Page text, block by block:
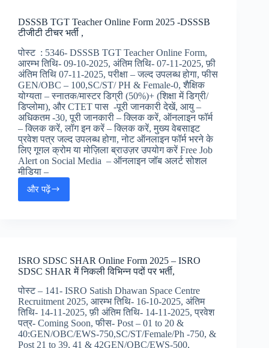
2025
–
UPPSC
RO
/
ARO
मैन्स
ऑनलाइन
फॉर्म,
DSSSB TGT Teacher Online Form 2025 -DSSSB
टीजीटी टीचर भर्ती ,
पोस्ट : 5346- DSSSB TGT Teacher Online Form,
आरम्भ तिथि- 09-10-2025, अंतिम तिथि- 07-11-2025, फ़ी
अंतिम तिथि 07-11-2025, परीक्षा – जल्द उपलब्ध होगा, फीस
GEN/OBC – 100,SC/ST/ PH & Female-0, शैक्षिक
योग्यता – स्नातक/मास्टर डिग्री (50%)+ (शिक्षा में डिग्री/
डिप्लोमा), और CTET पास -पूरी जानकारी देखें, आयु –
अधिकतम -30, पूरी जानकारी – क्लिक करें, ऑनलाइन फॉर्म
– क्लिक करें, लॉग इन करें – क्लिक करें, मुख्य वेबसाइट
प्रवेश पत्र जल्द उपलब्ध होगा, नोट ऑनलाइन फॉर्म भरने के
लिए गूगल क्रोम या मोज़िला ब्राउज़र उपयोग करें Free Job
Alert on Social Media – ऑनलाइन जॉब अलर्ट सोशल
मीडिया –
और पढ़ेंDSSSB
TGT
-
DSSSB
टीजीटी
टीचर
भर्ती
,
ISRO SDSC SHAR Online Form 2025 – ISRO
SDSC SHAR में निकली विभिन्न पदों पर भर्ती,
पोस्ट – 141- ISRO Satish Dhawan Space Centre
Recruitment 2025, आरम्भ तिथि- 16-10-2025, अंतिम
तिथि- 14-11-2025, फ़ी अंतिम तिथि- 14-11-2025, प्रवेश
पत्र- Coming Soon, फीस- Post – 01 to 20 &
40:GEN/OBC/EWS-750,SC/ST/Female/Ph -750, &
Post 21 to 39, 41 & 42GEN/OBC/EWS-500,